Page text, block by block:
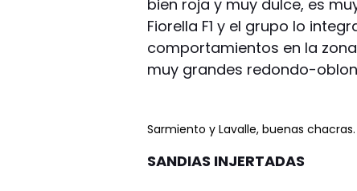
bien roja y muy dulce, es
Fiorella F1 y el grupo lo
comportamientos en la
muy grandes redondo-
Sarmiento y Lavalle, buenas chacras.
SANDIAS INJERTADAS